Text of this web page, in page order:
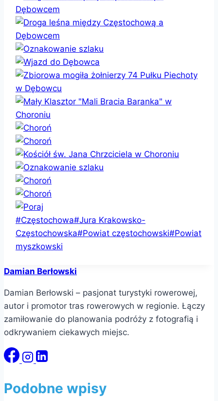
Tagi
wpisu:
#Częstochowa#Jura Krakowsko-
Częstochowska#Powiat częstochowski#Powiat
myszkowski
Damian Berłowski
Damian Berłowski – pasjonat turystyki rowerowej,
autor i promotor tras rowerowych w regionie. Łączy
zamiłowanie do planowania podróży z fotografią i
odkrywaniem ciekawych miejsc.
Podobne wpisy